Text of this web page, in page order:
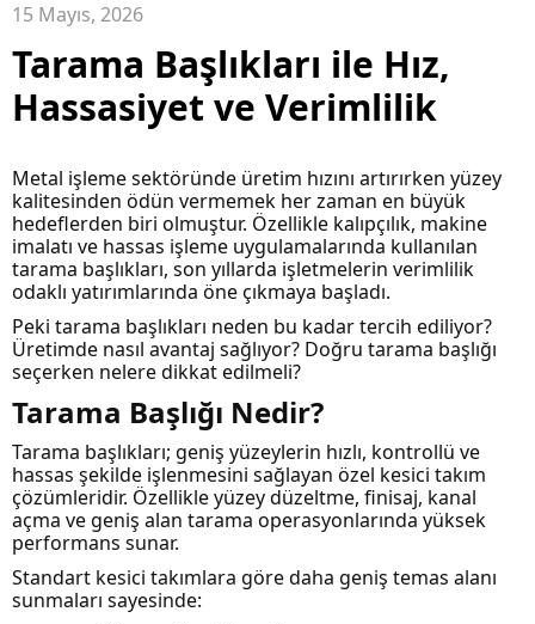
15 Mayıs, 2026
Tarama Başlıkları ile Hız,
Hassasiyet ve Verimlilik
Metal işleme sektöründe üretim hızını artırırken yüzey
kalitesinden ödün vermemek her zaman en büyük
hedeflerden biri olmuştur. Özellikle kalıpçılık, makine
imalatı ve hassas işleme uygulamalarında kullanılan
tarama başlıkları, son yıllarda işletmelerin verimlilik
odaklı yatırımlarında öne çıkmaya başladı.
Peki tarama başlıkları neden bu kadar tercih ediliyor?
Üretimde nasıl avantaj sağlıyor? Doğru tarama başlığı
seçerken nelere dikkat edilmeli?
Tarama Başlığı Nedir?
Tarama başlıkları; geniş yüzeylerin hızlı, kontrollü ve
hassas şekilde işlenmesini sağlayan özel kesici takım
çözümleridir. Özellikle yüzey düzeltme, finisaj, kanal
açma ve geniş alan tarama operasyonlarında yüksek
performans sunar.
Standart kesici takımlara göre daha geniş temas alanı
sunmaları sayesinde: